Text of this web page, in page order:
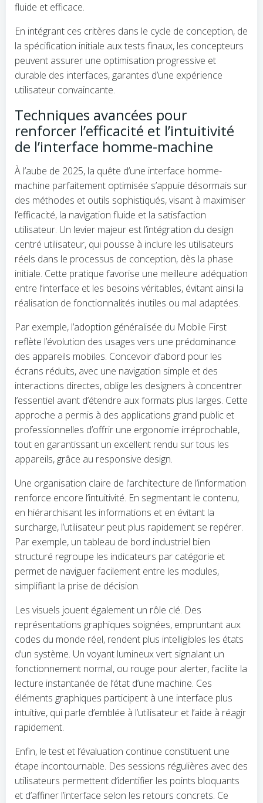
fluide et efficace.
En intégrant ces critères dans le cycle de conception, de
la spécification initiale aux tests finaux, les concepteurs
peuvent assurer une optimisation progressive et
durable des interfaces, garantes d’une expérience
utilisateur convaincante.
Techniques avancées pour
renforcer l’efficacité et l’intuitivité
de l’interface homme-machine
À l’aube de 2025, la quête d’une interface homme-
machine parfaitement optimisée s’appuie désormais sur
des méthodes et outils sophistiqués, visant à maximiser
l’efficacité, la navigation fluide et la satisfaction
utilisateur. Un levier majeur est l’intégration du design
centré utilisateur, qui pousse à inclure les utilisateurs
réels dans le processus de conception, dès la phase
initiale. Cette pratique favorise une meilleure adéquation
entre l’interface et les besoins véritables, évitant ainsi la
réalisation de fonctionnalités inutiles ou mal adaptées.
Par exemple, l’adoption généralisée du Mobile First
reflète l’évolution des usages vers une prédominance
des appareils mobiles. Concevoir d’abord pour les
écrans réduits, avec une navigation simple et des
interactions directes, oblige les designers à concentrer
l’essentiel avant d’étendre aux formats plus larges. Cette
approche a permis à des applications grand public et
professionnelles d’offrir une ergonomie irréprochable,
tout en garantissant un excellent rendu sur tous les
appareils, grâce au responsive design.
Une organisation claire de l’architecture de l’information
renforce encore l’intuitivité. En segmentant le contenu,
en hiérarchisant les informations et en évitant la
surcharge, l’utilisateur peut plus rapidement se repérer.
Par exemple, un tableau de bord industriel bien
structuré regroupe les indicateurs par catégorie et
permet de naviguer facilement entre les modules,
simplifiant la prise de décision.
Les visuels jouent également un rôle clé. Des
représentations graphiques soignées, empruntant aux
codes du monde réel, rendent plus intelligibles les états
d’un système. Un voyant lumineux vert signalant un
fonctionnement normal, ou rouge pour alerter, facilite la
lecture instantanée de l’état d’une machine. Ces
éléments graphiques participent à une interface plus
intuitive, qui parle d’emblée à l’utilisateur et l’aide à réagir
rapidement.
Enfin, le test et l’évaluation continue constituent une
étape incontournable. Des sessions régulières avec des
utilisateurs permettent d’identifier les points bloquants
et d’affiner l’interface selon les retours concrets. Ce